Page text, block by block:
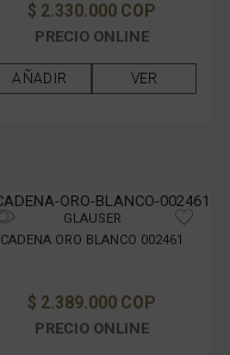
$ 2.330.000 COP
PRECIO ONLINE
AÑADIR VER
GLAUSER
CADENA ORO BLANCO 002461
$ 2.389.000 COP
PRECIO ONLINE